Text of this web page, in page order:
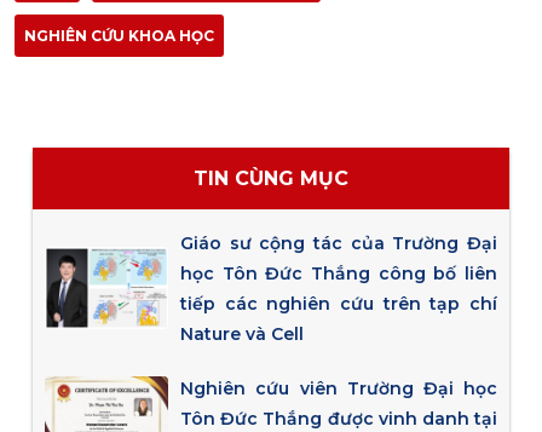
NGHIÊN CỨU KHOA HỌC
TIN CÙNG MỤC
Giáo sư cộng tác của Trường Đại
học Tôn Đức Thắng công bố liên
tiếp các nghiên cứu trên tạp chí
Nature và Cell
Nghiên cứu viên Trường Đại học
Tôn Đức Thắng được vinh danh tại